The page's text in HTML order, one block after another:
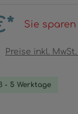
Sie sparen
Preise inkl.
- 5 Werktage